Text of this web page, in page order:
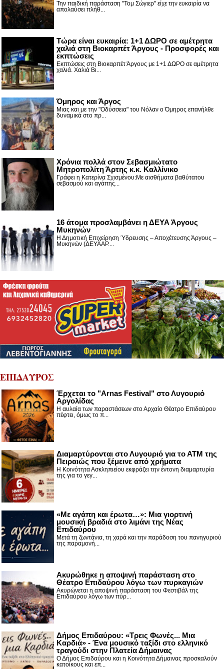
Την παιδική παράσταση "Τομ Σώγιερ" είχε την ευκαιρία να
απολαύσει πλήθ...
Τώρα είναι ευκαιρία: 1+1 ΔΩΡΟ σε αμέτρητα
χαλιά στη Βιοκαρπέτ Άργους - Προσφορές και
εκπτώσεις
Εκπτώσεις στη Βιοκαρπέτ Άργους με 1+1 ΔΩΡΟ σε αμέτρητα
χαλιά. Χαλιά Βι...
Όμηρος και Άργος
Μιας και με την "Οδύσσεια" του Νόλαν ο Όμηρος επανήλθε
δυναμικά στο πρ...
Χρόνια πολλά στον Σεβασμιώτατο
Μητροπολίτη Άρτης κ.κ. Καλλίνικο
Γράφει η Κατερίνα Σχισμένου:Με αισθήματα βαθύτατου
σεβασμού και αγάπης...
16 άτομα προσλαμβάνει η ΔΕΥΑ Άργους
Μυκηνών
Η Δημοτική Επιχείρηση Ύδρευσης – Αποχέτευσης Άργους –
Μυκηνών (ΔΕΥΑΑΡ....
ΕΠΙΔΑΥΡΟΣ
Έρχεται το "Arnas Festival" στο Λυγουριό
Αργολίδας
Η αυλαία των παραστάσεων στο Αρχαίο Θέατρο Επιδαύρου
πέφτει, όμως το π...
Διαμαρτύρονται στο Λυγουριό για το ΑΤΜ της
Πειραιώς που ξέμεινε από χρήματα
Η Κοινότητα Ασκληπιείου εκφράζει την έντονη διαμαρτυρία
της για το γεγ...
«Με αγάπη και έρωτα…»: Μια γιορτινή
μουσική βραδιά στο λιμάνι της Νέας
Επιδαύρου
Μετά τη ζωντάνια, τη χαρά και την παράδοση του πανηγυριού
της παραμονή...
Ακυρώθηκε η αποψινή παράσταση στο
Θέατρο Επιδαύρου λόγω των πυρκαγιών
Ακυρώνεται η αποψινή παράσταση του Φεστιβάλ της
Επιδαύρου λόγω των πύρ...
Δήμος Επιδαύρου: «Τρεις Φωνές... Μια
Καρδιά» - Ένα μουσικό ταξίδι στο ελληνικό
τραγούδι στην Πλατεία Δήμαινας
Ο Δήμος Επιδαύρου και η Κοινότητα Δήμαινας προσκαλούν
κατοίκους και επ...